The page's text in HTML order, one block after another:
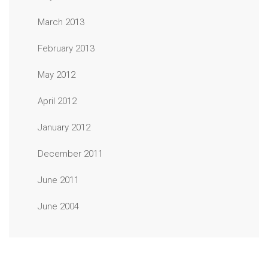
March 2013
February 2013
May 2012
April 2012
January 2012
December 2011
June 2011
June 2004